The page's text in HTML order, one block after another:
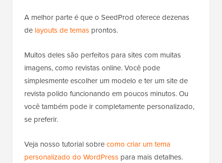
A melhor parte é que o SeedProd oferece dezenas
de layouts de temas prontos.
Muitos deles são perfeitos para sites com muitas
imagens, como revistas online. Você pode
simplesmente escolher um modelo e ter um site de
revista polido funcionando em poucos minutos. Ou
você também pode ir completamente personalizado,
se preferir.
Veja nosso tutorial sobrecomo criar um tema
personalizado do WordPress para mais detalhes.